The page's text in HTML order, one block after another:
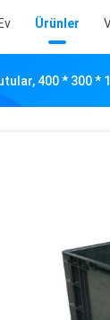
Ev Ürünler
400 * 300